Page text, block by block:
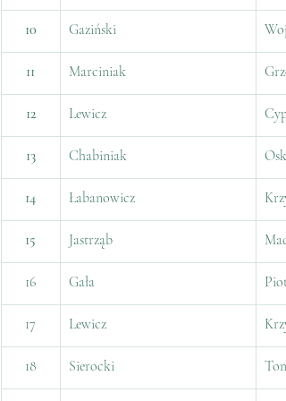
10 Gaziński
11 Marciniak
12 Lewicz
13 Chabiniak
14 Łabanowicz
15 Jastrząb
16 Gała Piotr
17 Lewicz
18 Sierocki